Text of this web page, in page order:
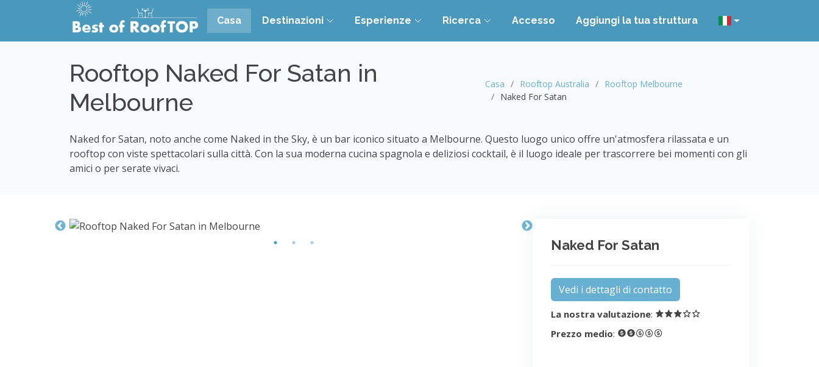
Casa Destinazioni Esperienze Ricerca Accesso Aggiungi la tua struttura
Rooftop Naked For Satan in
Melbourne
Casa Rooftop Australia
Rooftop Melbourne
Naked For Satan
Naked for Satan, noto anche come Naked in the Sky, è un bar iconico situato a Melbourne. Questo luogo unico offre un'atmosfera rilassata e un
rooftop con viste spettacolari sulla città. Con la sua moderna cucina spagnola e deliziosi cocktail, è il luogo ideale per trascorrere bei momenti con gli
amici o per serate vivaci.
Naked For Satan
Vedi i dettagli di contatto
La nostra valutazione:
Prezzo medio: